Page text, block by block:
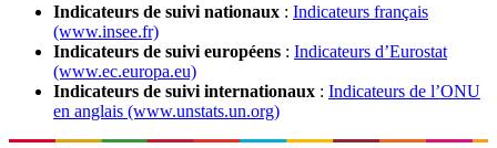
Indicateurs de suivi nationaux : Indicateurs français
(www.insee.fr)
Indicateurs de suivi européens : Indicateurs d’Eurostat
(www.ec.europa.eu)
Indicateurs de suivi internationaux : Indicateurs de l’ONU
en anglais (www.unstats.un.org)